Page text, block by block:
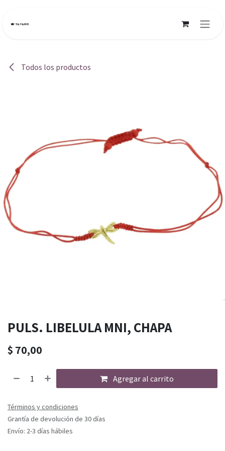
Todos los productos
PULS. LIBELULA MNI, CHAPA
$ 70,00
Agregar al carrito
Términos y condiciones
Grantía de devolución de 30 días
Envío: 2-3 días hábiles